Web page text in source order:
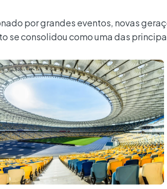
por grandes eventos, novas
se consolidou como uma das